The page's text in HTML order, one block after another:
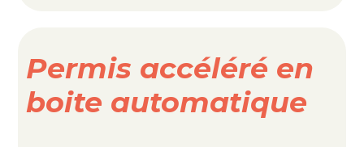
Permis accéléré en
boite automatique